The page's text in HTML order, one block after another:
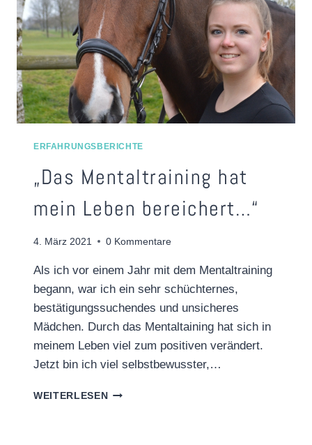
ERFAHRUNGSBERICHTE
„Das Mentaltraining hat
mein Leben bereichert…“
4. März 2021 0 Kommentare
Als ich vor einem Jahr mit dem Mentaltraining
begann, war ich ein sehr schüchternes,
bestätigungssuchendes und unsicheres
Mädchen. Durch das Mentaltaining hat sich in
meinem Leben viel zum positiven verändert.
Jetzt bin ich viel selbstbewusster,…
WEITERLESEN„DAS